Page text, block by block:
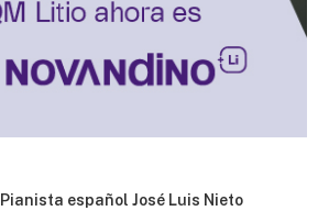
Pianista español José Luis Nieto